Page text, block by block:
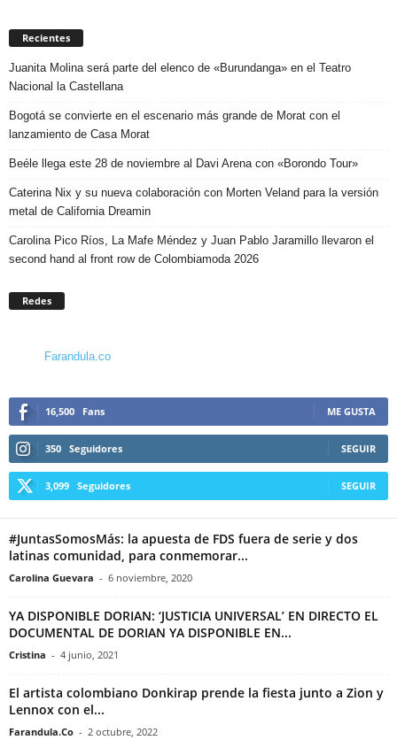
Recientes
Juanita Molina será parte del elenco de «Burundanga» en el Teatro
Nacional la Castellana
Bogotá se convierte en el escenario más grande de Morat con el
lanzamiento de Casa Morat
Beéle llega este 28 de noviembre al Davi Arena con «Borondo Tour»
Caterina Nix y su nueva colaboración con Morten Veland para la versión
metal de California Dreamin
Carolina Pico Ríos, La Mafe Méndez y Juan Pablo Jaramillo llevaron el
second hand al front row de Colombiamoda 2026
Redes
Farandula.co
16,500 Fans ME GUSTA
350 Seguidores SEGUIR
3,099 Seguidores SEGUIR
#JuntasSomosMás: la apuesta de FDS fuera de serie y dos
latinas comunidad, para conmemorar...
Carolina Guevara - 6 noviembre, 2020
YA DISPONIBLE DORIAN: ‘JUSTICIA UNIVERSAL’ EN DIRECTO EL
DOCUMENTAL DE DORIAN YA DISPONIBLE EN...
Cristina - 4 junio, 2021
El artista colombiano Donkirap prende la fiesta junto a Zion y
Lennox con el...
Farandula.Co - 2 octubre, 2022